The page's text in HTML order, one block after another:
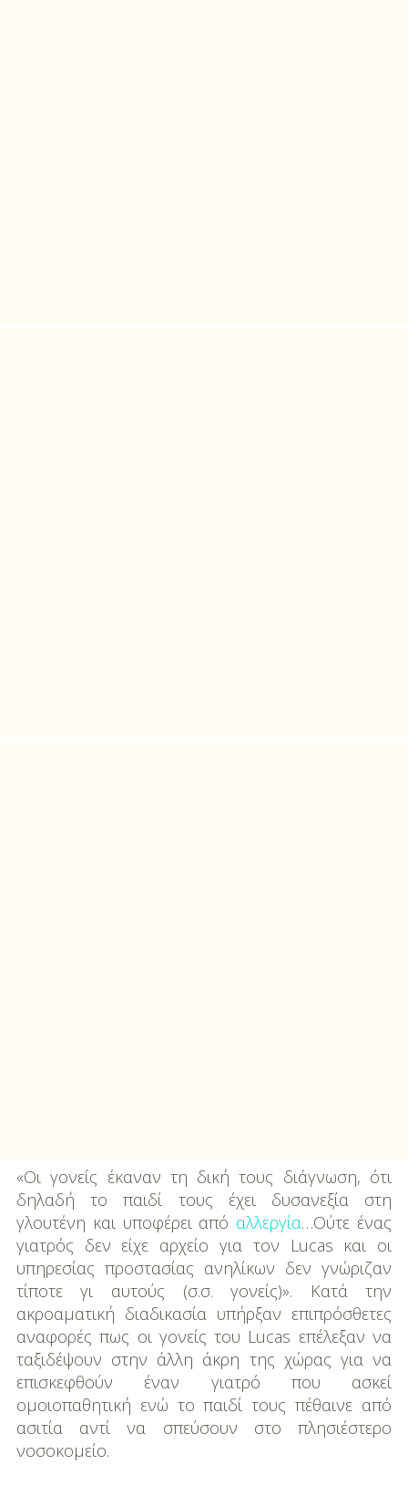
«Οι γονείς έκαναν τη δική τους διάγνωση, ότι
δηλαδή το παιδί τους έχει δυσανεξία στη
γλουτένη και υποφέρει από αλλεργία…Ούτε ένας
γιατρός δεν είχε αρχείο για τον Lucas και οι
υπηρεσίας προστασίας ανηλίκων δεν γνώριζαν
τίποτε γι αυτούς (σ.σ. γονείς)». Κατά την
ακροαματική διαδικασία υπήρξαν επιπρόσθετες
αναφορές πως οι γονείς του Lucas επέλεξαν να
ταξιδέψουν στην άλλη άκρη της χώρας για να
επισκεφθούν έναν γιατρό που ασκεί
ομοιοπαθητική ενώ το παιδί τους πέθαινε από
ασιτία αντί να σπεύσουν στο πλησιέστερο
νοσοκομείο.